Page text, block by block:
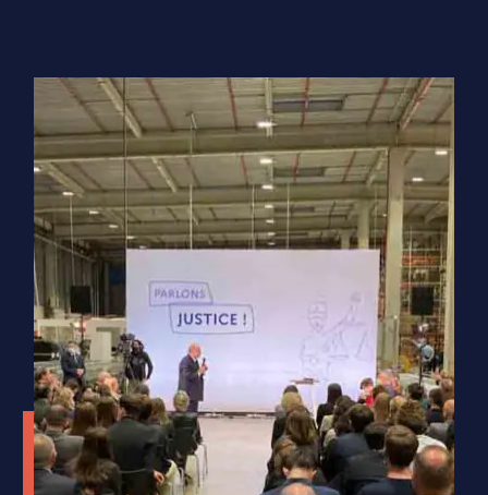
Impact Humain
La Brise de Mer